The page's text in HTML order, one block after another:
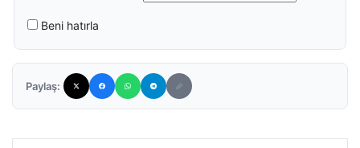
Beni hatırla
Paylaş: